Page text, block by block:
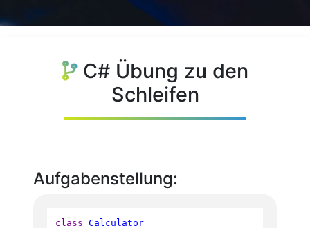
C# Übung zu den
Schleifen
Aufgabenstellung:
class Calculator